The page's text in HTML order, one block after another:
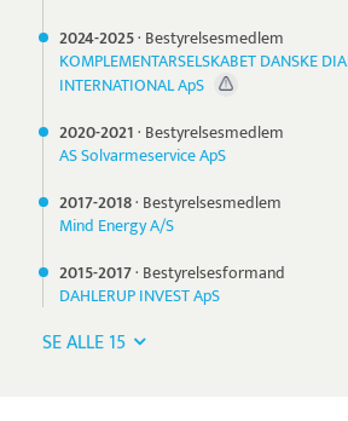
2024-2025· Bestyrelsesmedlem
KOMPLEMENTARSELSKABET DANSKE
INTERNATIONAL ApS
2020-2021· Bestyrelsesmedlem
AS Solvarmeservice ApS
2017-2018· Bestyrelsesmedlem
Mind Energy A/S
2015-2017· Bestyrelsesformand
DAHLERUP INVEST ApS
SE ALLE 15